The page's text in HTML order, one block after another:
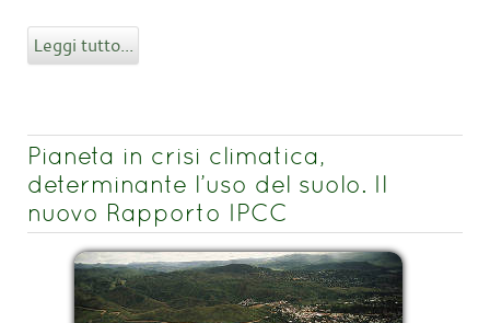
Leggi tutto...
Pianeta in crisi climatica,
determinante l’uso del suolo. Il
nuovo Rapporto IPCC